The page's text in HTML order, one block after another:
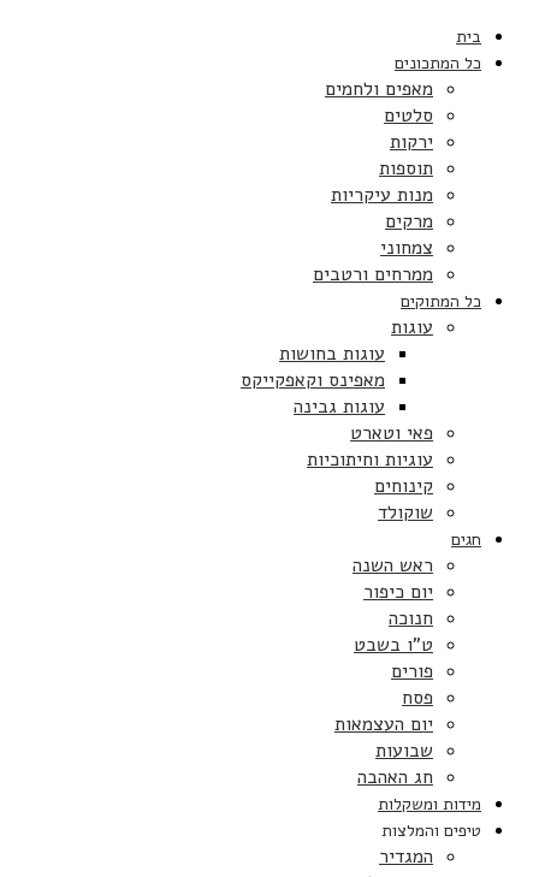
בית
כל המתכונים
מאפים ולחמים
סלטים
ירקות
תוספות
מנות עיקריות
מרקים
צמחוני
ממרחים ורטבים
כל המתוקים
עוגות
עוגות בחושות
מאפינס וקאפקייקס
עוגות גבינה
פאי וטארט
עוגיות וחיתוכיות
קינוחים
שוקולד
חגים
ראש השנה
יום כיפור
חנוכה
ט”ו בשבט
פורים
פסח
יום העצמאות
שבועות
חג האהבה
מידות ומשקלות
טיפים והמלצות
המגדיר